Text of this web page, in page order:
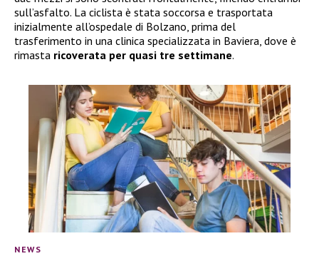
sull’asfalto. La ciclista è stata soccorsa e trasportata
inizialmente all’ospedale di Bolzano, prima del
trasferimento in una clinica specializzata in Baviera, dove è
rimasta ricoverata per quasi tre settimane.
NEWS